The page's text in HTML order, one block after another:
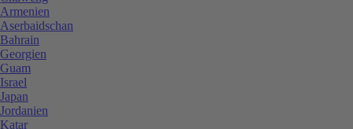
Armenien
Aserbaidschan
Bahrain
Georgien
Guam
Israel
Japan
Jordanien
Katar